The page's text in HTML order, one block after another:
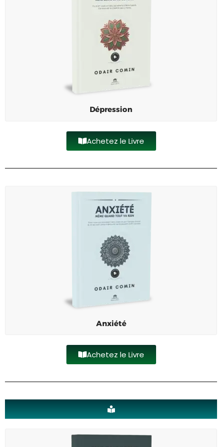
Dépression
Achetez le Livre
Anxiété
Achetez le Livre